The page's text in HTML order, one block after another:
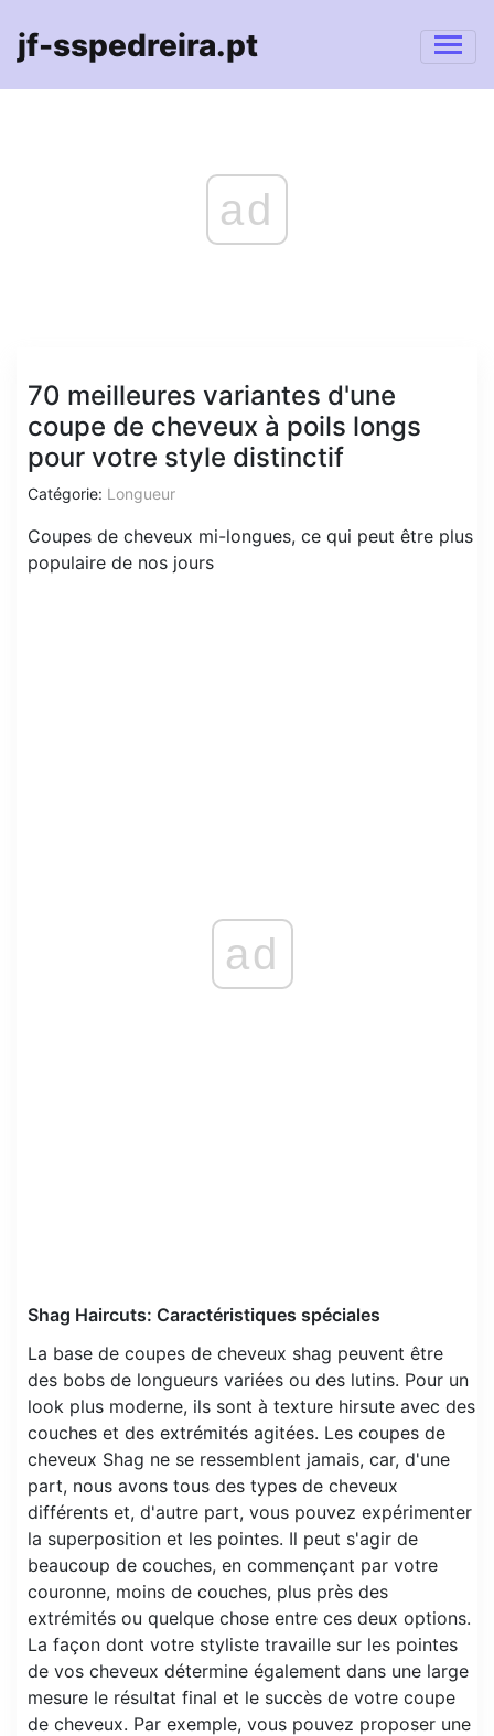
jf-sspedreira.pt
ad
70 meilleures variantes d'une
coupe de cheveux à poils longs
pour votre style distinctif
Catégorie: Longueur
Coupes de cheveux mi-longues, ce qui peut être plus
populaire de nos jours
ad
Shag Haircuts: Caractéristiques spéciales
La base de coupes de cheveux shag peuvent être
des bobs de longueurs variées ou des lutins. Pour un
look plus moderne, ils sont à texture hirsute avec des
couches et des extrémités agitées. Les coupes de
cheveux Shag ne se ressemblent jamais, car, d'une
part, nous avons tous des types de cheveux
différents et, d'autre part, vous pouvez expérimenter
la superposition et les pointes. Il peut s'agir de
beaucoup de couches, en commençant par votre
couronne, moins de couches, plus près des
extrémités ou quelque chose entre ces deux options.
La façon dont votre styliste travaille sur les pointes
de vos cheveux détermine également dans une large
mesure le résultat final et le succès de votre coupe
de cheveux. Par exemple, vous pouvez proposer une